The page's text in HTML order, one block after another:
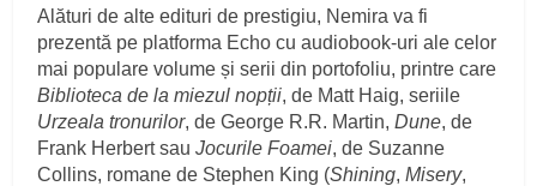
Alături de alte edituri de prestigiu, Nemira va fi
prezentă pe platforma Echo cu audiobook-uri ale celor
mai populare volume și serii din portofoliu, printre care
Biblioteca de la miezul nopții, de Matt Haig, seriile
Urzeala tronurilor, de George R.R. Martin,Dune, de
Frank Herbert sauJocurile Foamei, de Suzanne
Collins, romane de Stephen King (Shining,Misery,